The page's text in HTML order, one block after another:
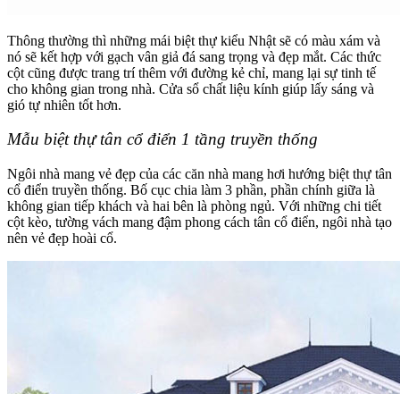
Thông thường thì những mái biệt thự kiểu Nhật sẽ có màu xám và
nó sẽ kết hợp với gạch vân giả đá sang trọng và đẹp mắt. Các thức
cột cũng được trang trí thêm với đường kẻ chỉ, mang lại sự tinh tế
cho không gian trong nhà. Cửa sổ chất liệu kính giúp lấy sáng và
gió tự nhiên tốt hơn.
Mẫu biệt thự tân cổ điển 1 tầng truyền thống
Ngôi nhà mang vẻ đẹp của các căn nhà mang hơi hướng biệt thự tân
cổ điển truyền thống. Bố cục chia làm 3 phần, phần chính giữa là
không gian tiếp khách và hai bên là phòng ngủ. Với những chi tiết
cột kèo, tường vách mang đậm phong cách tân cổ điển, ngôi nhà tạo
nên vẻ đẹp hoài cổ.